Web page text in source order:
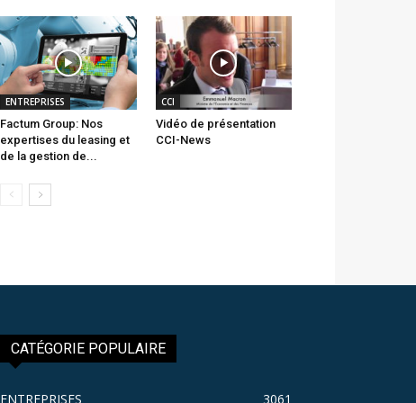
ENTREPRISES
Factum Group: Nos
expertises du leasing et
de la gestion de...
CCI
Vidéo de présentation
CCI-News
CATÉGORIE POPULAIRE
ENTREPRISES 3061